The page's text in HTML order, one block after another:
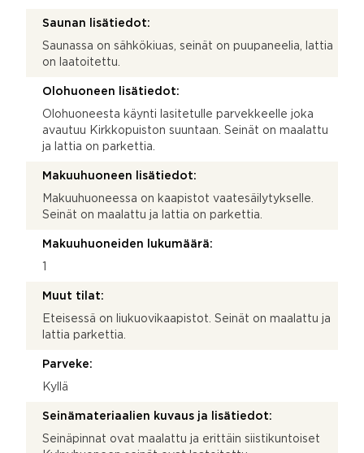
Saunan lisätiedot:
Saunassa on sähkökiuas, seinät on puupaneelia, lattia
on laatoitettu.
Olohuoneen lisätiedot:
Olohuoneesta käynti lasitetulle parvekkeelle joka
avautuu Kirkkopuiston suuntaan. Seinät on maalattu
ja lattia on parkettia.
Makuuhuoneen lisätiedot:
Makuuhuoneessa on kaapistot vaatesäilytykselle.
Seinät on maalattu ja lattia on parkettia.
Makuuhuoneiden lukumäärä:
Muut tilat:
Eteisessä on liukuovikaapistot. Seinät on maalattu ja
lattia parkettia.
Parveke:
Kyllä
Seinämateriaalien kuvaus ja lisätiedot:
Seinäpinnat ovat maalattu ja erittäin siistikuntoiset